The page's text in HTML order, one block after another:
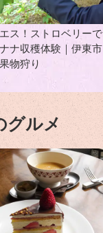
ス！ストロベリーで
ナ収穫体験｜伊東市
果物狩り
グルメ